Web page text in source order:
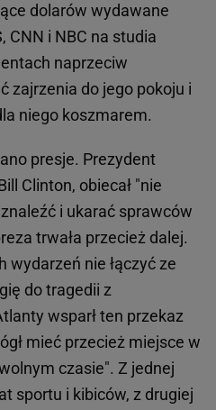
dolarów wydawane
CNN i NBC na studia
naprzeciw
zajrzenia do jego pokoju i
niego koszmarem.
presje. Prezydent
Clinton, obiecał "nie
i ukarać sprawców
trwała przecież dalej.
wydarzeń nie łączyć ze
do tragedii z
wsparł ten przekaz
mieć przecież miejsce w
czasie". Z jednej
sportu i kibiców, z drugiej